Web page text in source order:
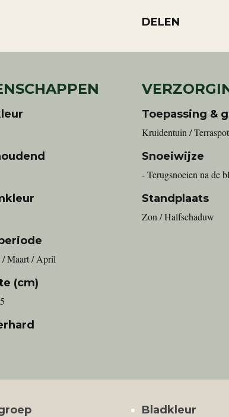
DELEN
/ Maart / April
(cm)
Toepassing &
Kruidentuin / Terraspot
Snoeiwijze
- Terugsnoeien na de
Standplaats
Zon / Halfschaduw
Bladkleur